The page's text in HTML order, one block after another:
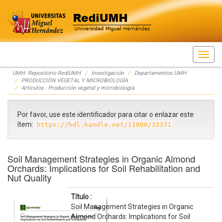
Skip
navigation
UMH: Repositorio RediUMH Investigación
Departamentos UMH
PRODUCCIÓN VEGETAL Y MICROBIOLOGÍA
Artículos - Producción vegetal y microbiología
Por favor, use este identificador para citar o enlazar este
ítem:
https://hdl.handle.net/11000/32371
Soil Management Strategies in Organic Almond
Orchards: Implications for Soil Rehabilitation and
Nut Quality
Título :
Soil Management Strategies in Organic
Almond Orchards: Implications for Soil